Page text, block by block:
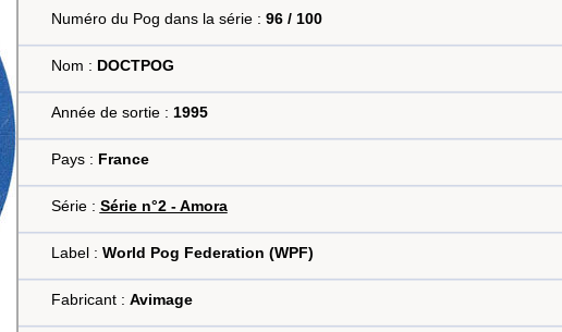
Numéro du Pog dans la série : 96 / 100
Nom : DOCTPOG
Année de sortie : 1995
Pays : France
Série : Série n°2 - Amora
Label : World Pog Federation (WPF)
Fabricant : Avimage